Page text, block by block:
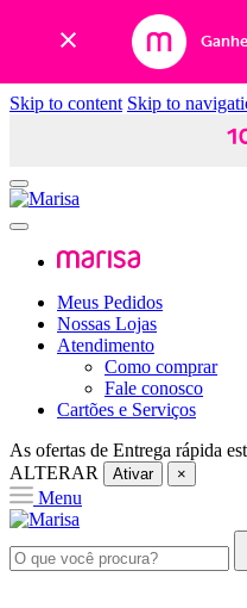
Skip to content Skip to
Meus Pedidos
Nossas Lojas
Atendimento
Como comprar
Fale conosco
Cartões e Serviços
As ofertas de Entrega rápida
ALTERAR
Ativar ×
Menu